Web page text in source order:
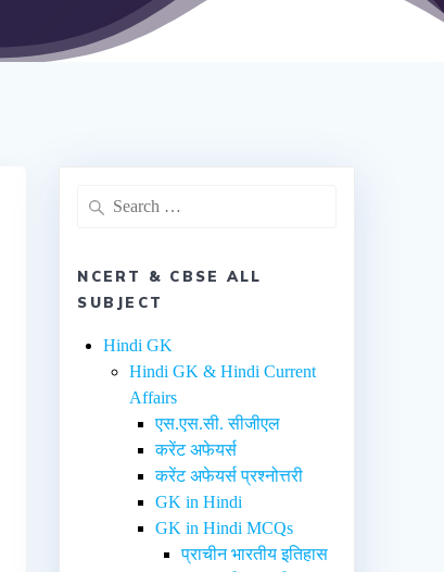
NCERT & CBSE ALL
SUBJECT
Hindi GK
Hindi GK & Hindi Current
Affairs
एस.एस.सी. सीजीएल
करेंट अफेयर्स
करेंट अफेयर्स प्रश्नोत्तरी
GK in Hindi
GK in Hindi MCQs
प्राचीन भारतीय इतिहास